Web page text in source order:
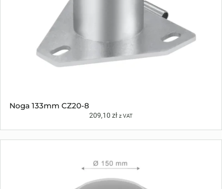
Noga 133mm CZ20-8
209,10 zł z VAT